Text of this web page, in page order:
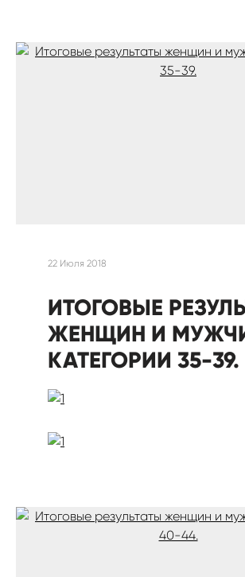
22 Июля 2018
ИТОГОВЫЕ
ЖЕНЩИН И
КАТЕГОРИИ 35-39.